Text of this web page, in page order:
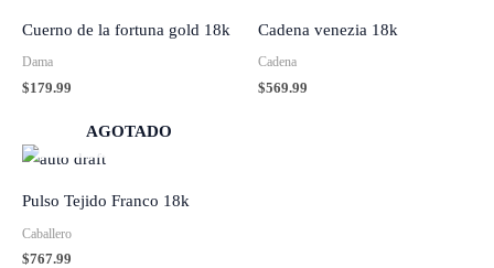
Cuerno de la fortuna gold 18k
Dama
$179.99
Cadena venezia 18k
Cadena
$569.99
AGOTADO
Pulso Tejido Franco 18k
Caballero
$767.99